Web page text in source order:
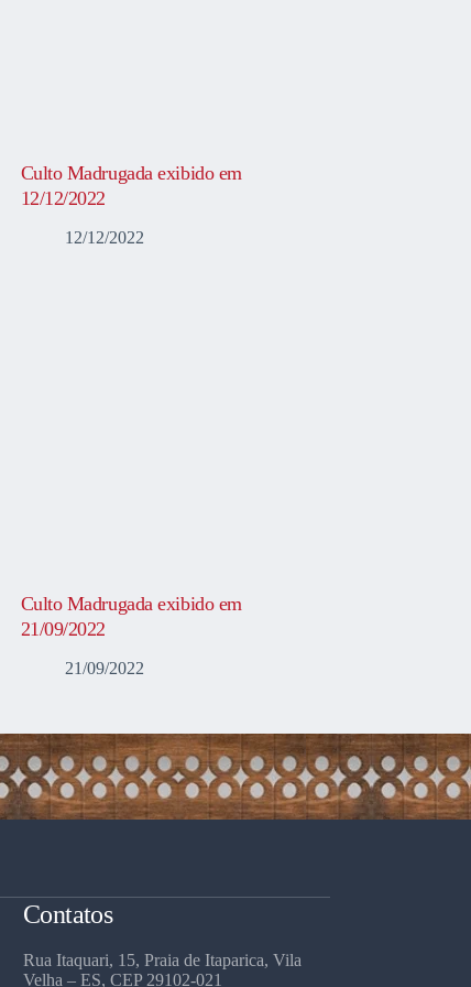
Culto Madrugada exibido em
12/12/2022
12/12/2022
Culto Madrugada exibido em
21/09/2022
21/09/2022
Contatos
Rua Itaquari, 15, Praia de Itaparica, Vila
Velha – ES, CEP 29102-021